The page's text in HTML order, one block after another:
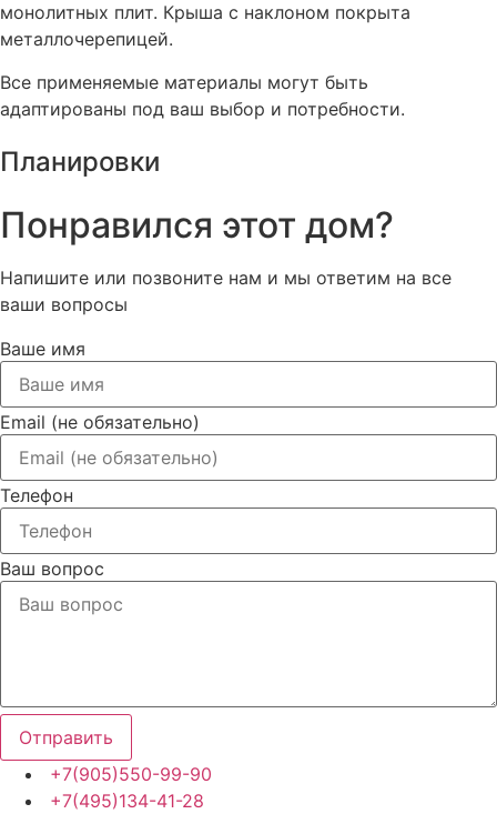
монолитных плит. Крыша с наклоном покрыта
металлочерепицей.
Все применяемые материалы могут быть
адаптированы под ваш выбор и потребности.
Планировки
Понравился этот дом?
Напишите или позвоните нам и мы ответим на все
ваши вопросы
Ваше имя
Email (не обязательно)
Телефон
Ваш вопрос
Отправить
+7(905)550-99-90
+7(495)134-41-28